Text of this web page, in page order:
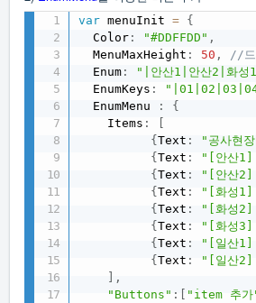
var menuInit = {
  Color
: "#DDFFDD" ,
  MenuMaxHeight
: 50 ,
//드
  Enum
:
"|안산1|안산2|화성
  EnumKeys
:
  EnumMenu
:
{
    Items
:
{Text : "공사현
{Text :
"[안산1]
{Text :
"[안산2]
{Text : "[화성1]
{Text :
"[화성2]
{Text :
"[화성3]
{Text :
"[일산1]
{Text :
"[일산2]
,
"Buttons" : "item 추가